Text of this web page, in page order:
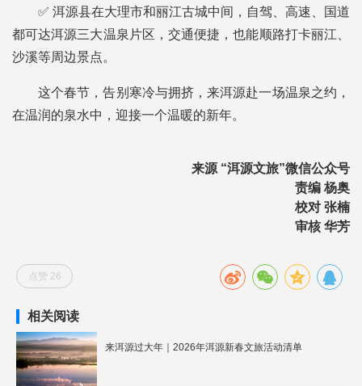
✅ 洱源县在大理市和丽江古城中间，自驾、高速、国道
都可达洱源三大温泉片区，交通便捷，也能顺路打卡丽江、
沙溪等周边景点。
这个春节，告别寒冷与拥挤，来洱源赴一场温泉之约，
在温润的泉水中，迎接一个温暖的新年。
来源 “洱源文旅”微信公众号
责编 杨奥
校对 张楠
审核 华芳
点赞 26
相关阅读
来洱源过大年｜2026年洱源新春文旅活动清单